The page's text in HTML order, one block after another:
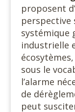
proposent
perspective
systémique
industrielle
sous le
l’alarme
de
peut